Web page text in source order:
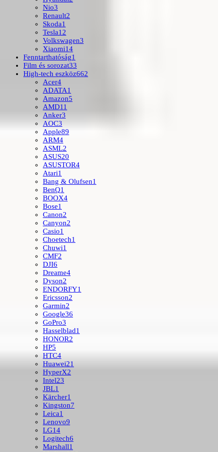
Nio3
Renault2
Skoda1
Tesla12
Volkswagen3
Xiaomi14
Fenntarthatóság1
Film és sorozat33
High-tech eszköz662
Acer4
ADATA1
Amazon5
AMD11
Anker3
AOC3
Apple89
ARM4
ASML2
ASUS20
ASUSTOR4
Atari1
Bang & Olufsen1
BenQ1
BOOX4
Bose1
Canon2
Canyon2
Casio1
Choetech1
Chuwi1
CMF2
DJI6
Dreame4
Dyson2
ENDORFY1
Ericsson2
Garmin2
Google36
GoPro3
Hasselblad1
HONOR2
HP5
HTC4
Huawei21
HyperX2
Intel23
JBL1
Kärcher1
Kingston7
Leica1
Lenovo9
LG14
Logitech6
Marshall1